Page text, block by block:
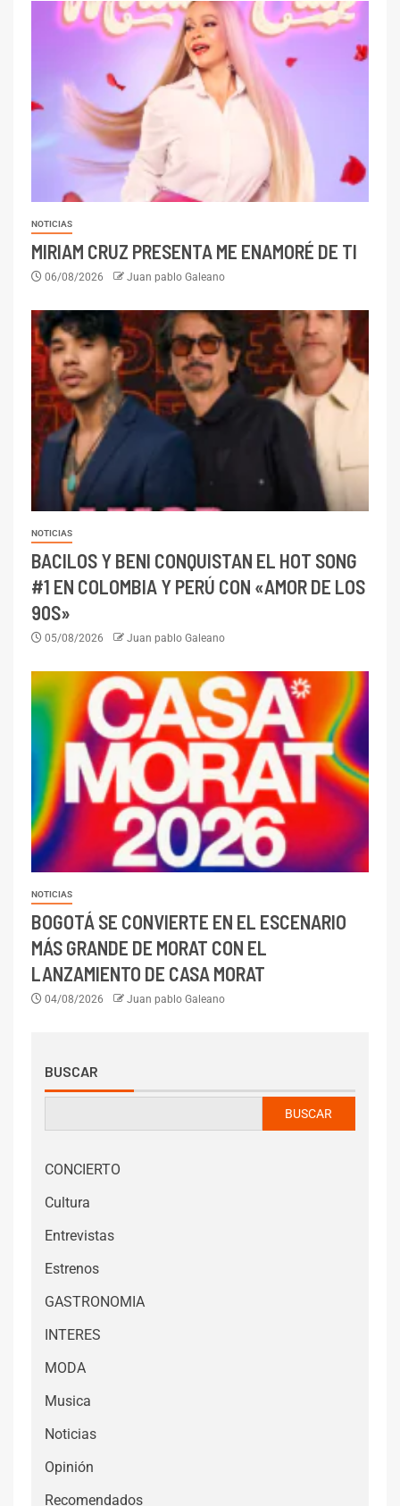
NOTICIAS
MIRIAM CRUZ PRESENTA ME ENAMORÉ DE TI
06/08/2026 Juan pablo Galeano
NOTICIAS
BACILOS Y BENI CONQUISTAN EL HOT SONG
#1 EN COLOMBIA Y PERÚ CON «AMOR DE LOS
90S»
05/08/2026 Juan pablo Galeano
NOTICIAS
BOGOTÁ SE CONVIERTE EN EL ESCENARIO
MÁS GRANDE DE MORAT CON EL
LANZAMIENTO DE CASA MORAT
04/08/2026 Juan pablo Galeano
BUSCAR
BUSCAR
CONCIERTO
Cultura
Entrevistas
Estrenos
GASTRONOMIA
INTERES
MODA
Musica
Noticias
Opinión
Recomendados